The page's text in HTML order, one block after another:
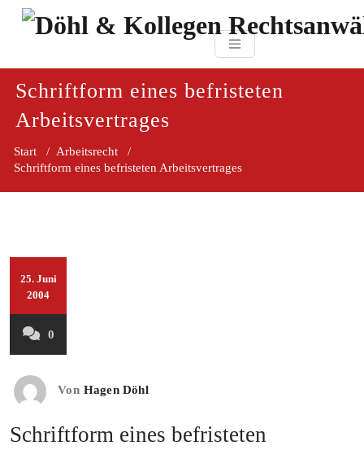
Zum
Döhl & Kollegen
Schriftform eines befristeten
Arbeitsvertrages
Start / Arbeitsrecht /
Schriftform eines befristeten Arbeitsvertrages
25. Juni
2004
0
Von Hagen Döhl
Schriftform eines befristeten